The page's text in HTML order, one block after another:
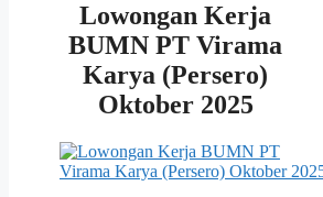
Lowongan Kerja
BUMN PT Virama
Karya (Persero)
Oktober 2025